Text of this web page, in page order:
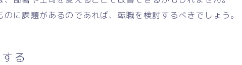
に課題があるのであれば、転職を検討するべきでしょう。
る